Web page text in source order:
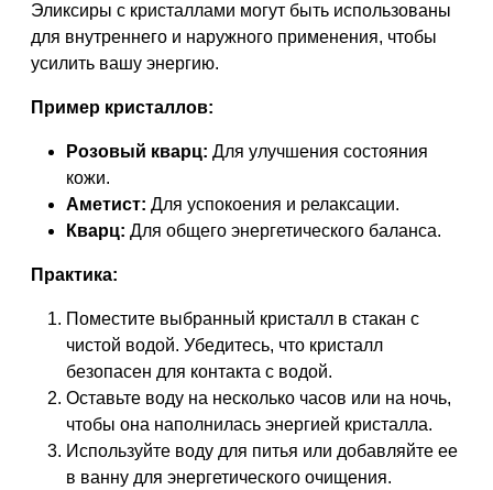
Эликсиры с кристаллами могут быть использованы
для внутреннего и наружного применения, чтобы
усилить вашу энергию.
Пример кристаллов:
Розовый кварц: Для улучшения состояния
кожи.
Аметист: Для успокоения и релаксации.
Кварц: Для общего энергетического баланса.
Практика:
Поместите выбранный кристалл в стакан с
чистой водой. Убедитесь, что кристалл
безопасен для контакта с водой.
Оставьте воду на несколько часов или на ночь,
чтобы она наполнилась энергией кристалла.
Используйте воду для питья или добавляйте ее
в ванну для энергетического очищения.